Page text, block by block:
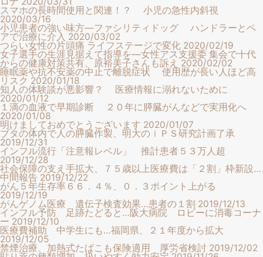
スマホの長時間使用と関連！？ 小児の急性内斜視
2020/03/16
小児患者の強い味方―ファシリティドッグ ハンドラーとペ
アで治療に介入 2020/03/02
つらい女性の片頭痛 ライフステージで変化 2020/02/19
女子選手の生涯見据えて指導を―女性アス支援委 集会で十代
からの健康対策共有、原裕美子さんも訴え 2020/02/02
睡眠薬や抗不安薬の中止で離脱症状 使用歴が長い人ほど高
リスク 2020/01/18
知人の体験談が悪影響？ 医療情報に溺れないために
2020/01/12
１滴の血液で早期診断 ２０年に膵臓がんなどで実用化へ
2020/01/08
明けましておめでとうございます 2020/01/07
ブタの体内で人の膵臓作製、明大のｉＰＳ研究計画了承
2019/12/31
インフル流行「注意報レベル」 推計患者５３万人超
2019/12/28
社会保障の支え手拡大、７５歳以上医療費は「２割」枠新設…
中間報告 2019/12/22
がん５年生存率６６．４％、０．３ポイント上がる
2019/12/19
がんゲノム医療 遺伝子検査効果…患者の１割 2019/12/13
インフル予防 足跡たどると…阪大病院 ロビーに消毒コーナ
ー 2019/12/10
医療費補助 中学生にも…福岡県、２１年度から拡大
2019/12/05
禁煙治療、加熱式たばこも保険適用 厚労省検討 2019/12/02